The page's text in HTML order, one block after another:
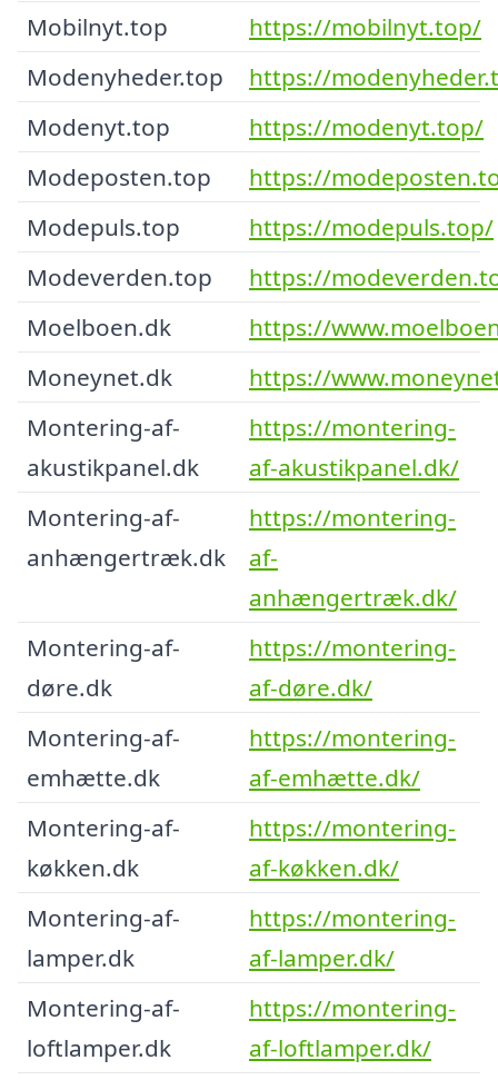
Mobilnyt.top
https://mobilnyt.top/
Modenyheder.top
https://
Modenyt.top
https://modenyt.top/
Modeposten.top
https://
Modepuls.top
https://modepuls.top/
Modeverden.top
https://
Moelboen.dk
https://
Moneynet.dk
https://
Montering-af-
akustikpanel.dk
https://montering-
af-akustikpanel.dk/
Montering-af-
anhængertræk.dk
https://montering-
af-
anhængertræk.dk/
Montering-af-
døre.dk
https://montering-
af-døre.dk/
Montering-af-
emhætte.dk
https://montering-
af-emhætte.dk/
Montering-af-
køkken.dk
https://montering-
af-køkken.dk/
Montering-af-
lamper.dk
https://montering-
af-lamper.dk/
Montering-af-
loftlamper.dk
https://montering-
af-loftlamper.dk/